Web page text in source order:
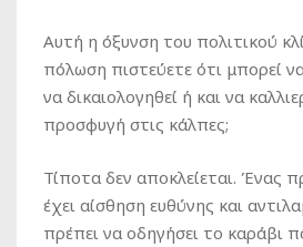
Αυτή η όξυνση του πολιτικού
πόλωση πιστεύετε ότι μπορεί
να δικαιολογηθεί ή και να
προσφυγή στις κάλπες;
Τίποτα δεν αποκλείεται. Ένας
έχει αίσθηση ευθύνης και
πρέπει να οδηγήσει το καράβι